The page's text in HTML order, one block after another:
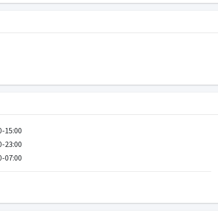
15:00
23:00
07:00